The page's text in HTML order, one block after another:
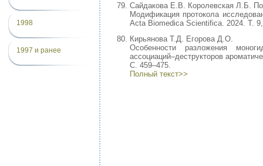
1998
1997 и ранее
Сайдакова Е.В. Королевская Л.Б.
Модификация протокола
Acta Biomedica Scientifica. 2024. Т.
Кирьянова Т.Д. Егорова Д.О.
Особенности разложения
ассоциаций–деструкторов
С. 459–475.
Полный текст>>